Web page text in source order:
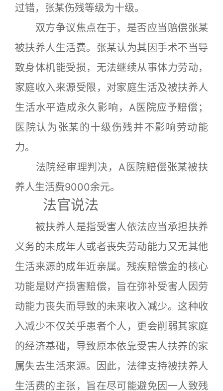
过错，张某伤残等级为十级。
双方争议焦点在于，是否应当赔偿张某
被扶养人生活费。张某认为其因手术不当导
致身体机能受损，无法继续从事体力劳动，
家庭收入来源受限，对家庭生活及被扶养人
生活水平造成永久影响，A医院应予赔偿；
医院认为张某的十级伤残并不影响劳动能
力。
法院经审理判决，A医院赔偿张某被扶
养人生活费9000余元。
法官说法
被扶养人是指受害人依法应当承担扶养
义务的未成年人或者丧失劳动能力又无其他
生活来源的成年近亲属。残疾赔偿金的核心
功能是财产损害赔偿，旨在弥补受害人因劳
动能力丧失而导致的未来收入减少。这种收
入减少不仅关乎患者个人，更会削弱其家庭
的经济基础，导致原本依靠受害人扶养的家
属失去生活来源。因此，法律支持被扶养人
生活费的主张，旨在尽可能避免因一人致残